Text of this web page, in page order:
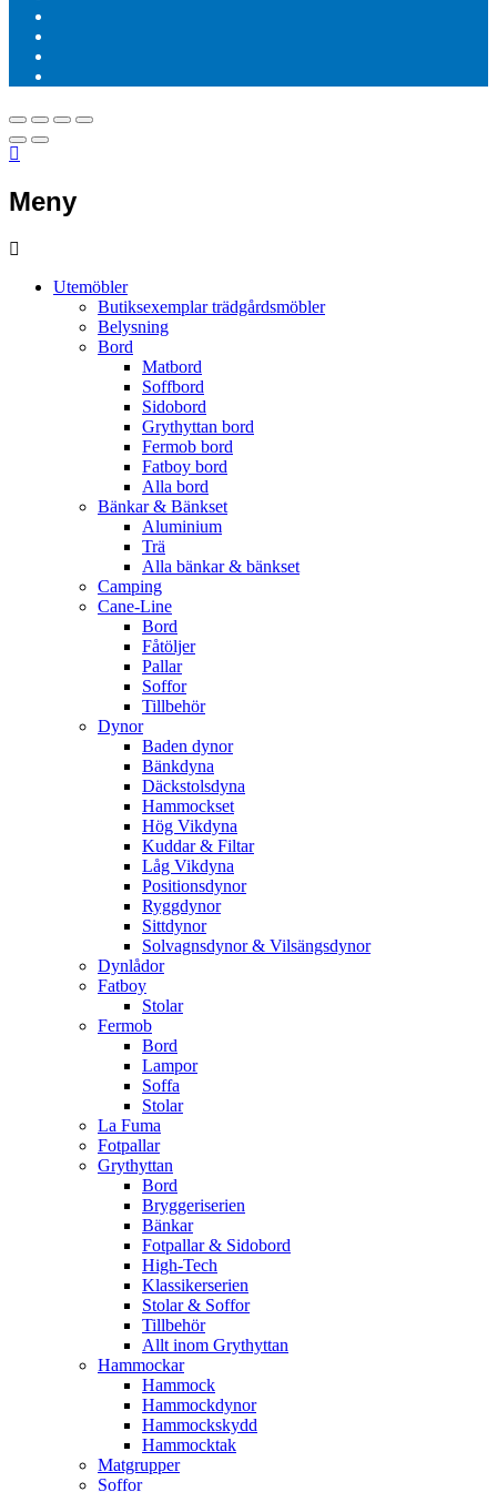
Meny
Utemöbler
Butiksexemplar trädgårdsmöbler
Belysning
Bord
Matbord
Soffbord
Sidobord
Grythyttan bord
Fermob bord
Fatboy bord
Alla bord
Bänkar & Bänkset
Aluminium
Trä
Alla bänkar & bänkset
Camping
Cane-Line
Bord
Fåtöljer
Pallar
Soffor
Tillbehör
Dynor
Baden dynor
Bänkdyna
Däckstolsdyna
Hammockset
Hög Vikdyna
Kuddar & Filtar
Låg Vikdyna
Positionsdynor
Ryggdynor
Sittdynor
Solvagnsdynor & Vilsängsdynor
Dynlådor
Fatboy
Stolar
Fermob
Bord
Lampor
Soffa
Stolar
La Fuma
Fotpallar
Grythyttan
Bord
Bryggeriserien
Bänkar
Fotpallar & Sidobord
High-Tech
Klassikerserien
Stolar & Soffor
Tillbehör
Allt inom Grythyttan
Hammockar
Hammock
Hammockdynor
Hammockskydd
Hammocktak
Matgrupper
Soffor